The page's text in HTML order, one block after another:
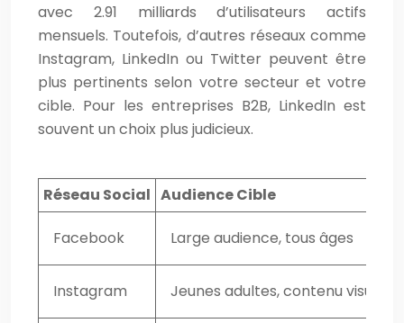
avec 2.91 milliards d’utilisateurs actifs
mensuels. Toutefois, d’autres réseaux comme
Instagram, LinkedIn ou Twitter peuvent être
plus pertinents selon votre secteur et votre
cible. Pour les entreprises B2B, LinkedIn est
souvent un choix plus judicieux.
Réseau Social Audience Cible
Facebook Large audience, tous âges
Instagram Jeunes adultes, contenu visuel